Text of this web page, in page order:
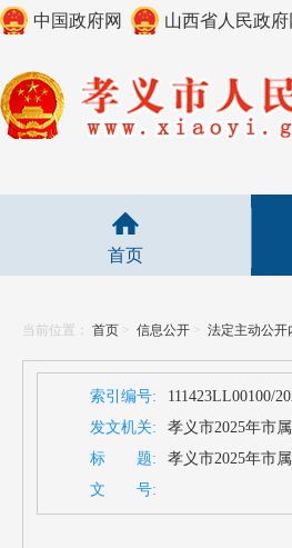
中国政府网 山西省人民政府
首页
当前位置： 首页 > 信息公开 > 法定主动公开
索引编号:
111423LL00100/
发文机关:
孝义市2025年市
标 题:
孝义市2025年市
文 号: